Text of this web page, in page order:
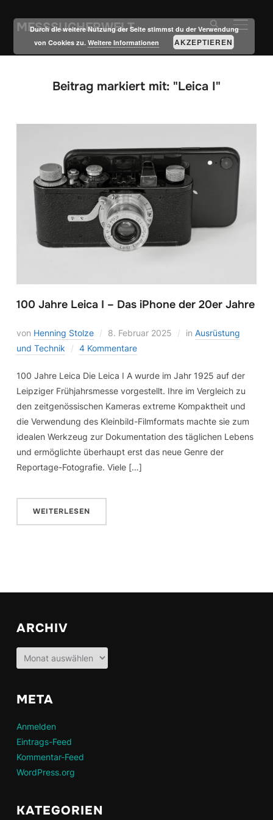
MESSSUCHERWELT
Beitrag markiert mit: "Leica I"
100 Jahre Leica I – Das iPhone der 20er Jahre
von Henning Stolze 8. Februar 2025 in Ausrüstung
und Technik
4 Kommentare
100 Jahre Leica Die Leica I A wurde im Jahr 1925 auf der
Leipziger Frühjahrsmesse vorgestellt. Ihre im Vergleich zu
den zeitgenössischen Kameras extreme Kompaktheit und
die Verwendung des Kleinbild-Filmformats machte sie zum
idealen Werkzeug zur Dokumentation des täglichen Lebens
und ermöglichte überhaupt erst das neue Genre der
Reportage-Fotografie. Viele […]
WEITERLESEN
ARCHIV
Archiv
META
Anmelden
Eintrags-Feed
Kommentar-Feed
WordPress.org
KATEGORIEN
Durch die weitere Nutzung der Seite stimmst du der Verwendung
von Cookies zu.Weitere Informationen AKZEPTIEREN